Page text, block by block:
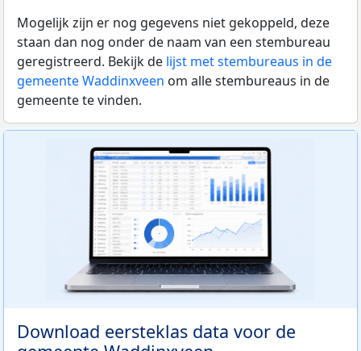
Mogelijk zijn er nog gegevens niet gekoppeld, deze
staan dan nog onder de naam van een stembureau
geregistreerd. Bekijk de lijst met stembureaus in de
gemeente Waddinxveen om alle stembureaus in de
gemeente te vinden.
Download eersteklas data voor de